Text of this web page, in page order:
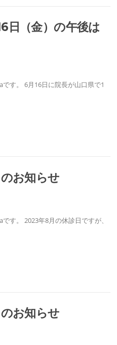
日（金）の午後は
す。 6月16日に院長が山口県で1
お知らせ
す。 2023年8月の休診日ですが、
お知らせ